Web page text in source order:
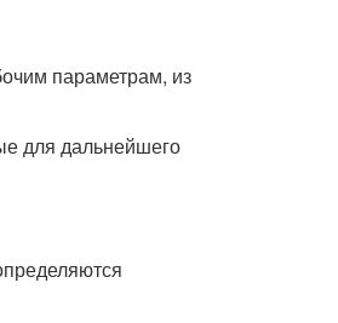
параметрам, из
для дальнейшего